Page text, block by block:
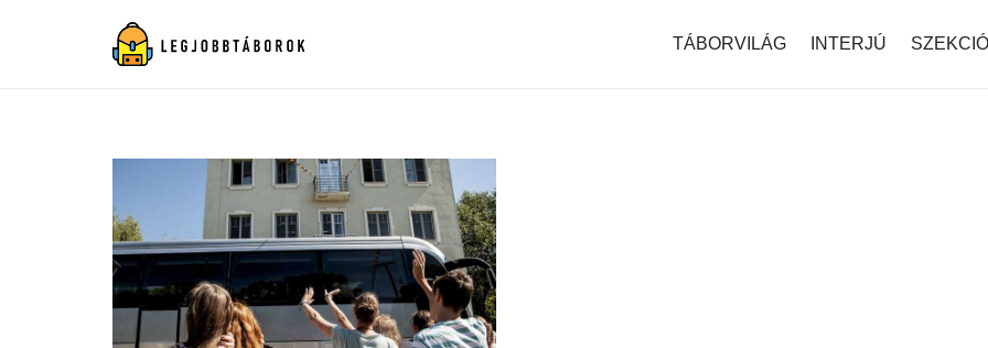
TÁBORVILÁG INTERJÚ SZEKCIÓ